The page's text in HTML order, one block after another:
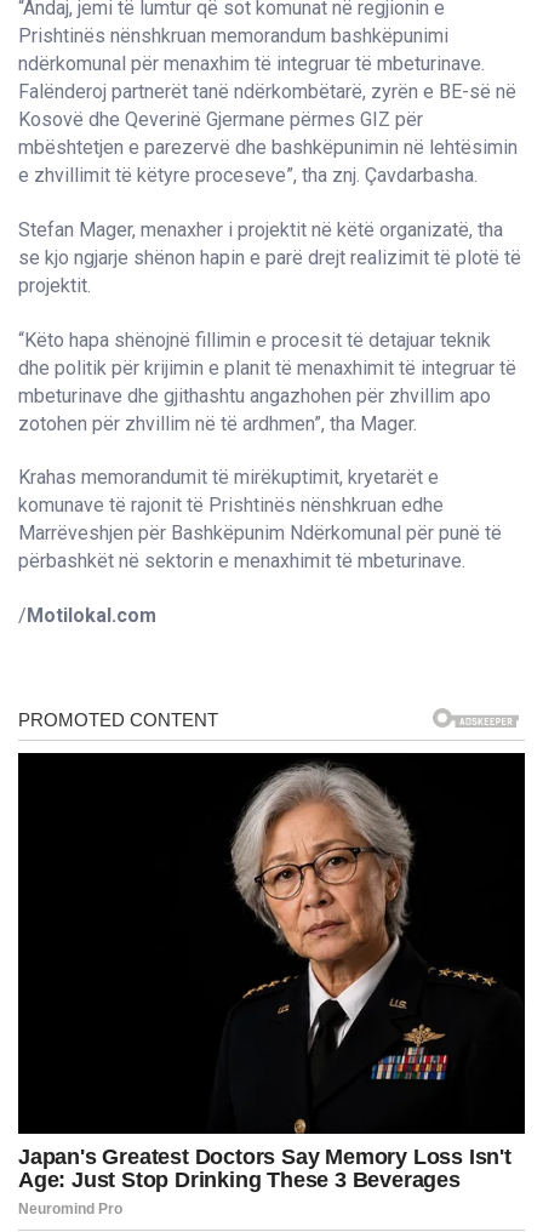
“Andaj, jemi të lumtur që sot komunat në regjionin e
Prishtinës nënshkruan memorandum bashkëpunimi
ndërkomunal për menaxhim të integruar të mbeturinave.
Falënderoj partnerët tanë ndërkombëtarë, zyrën e BE-së në
Kosovë dhe Qeverinë Gjermane përmes GIZ për
mbështetjen e parezervë dhe bashkëpunimin në lehtësimin
e zhvillimit të këtyre proceseve”, tha znj. Çavdarbasha.
Stefan Mager, menaxher i projektit në këtë organizatë, tha
se kjo ngjarje shënon hapin e parë drejt realizimit të plotë të
projektit.
“Këto hapa shënojnë fillimin e procesit të detajuar teknik
dhe politik për krijimin e planit të menaxhimit të integruar të
mbeturinave dhe gjithashtu angazhohen për zhvillim apo
zotohen për zhvillim në të ardhmen”, tha Mager.
Krahas memorandumit të mirëkuptimit, kryetarët e
komunave të rajonit të Prishtinës nënshkruan edhe
Marrëveshjen për Bashkëpunim Ndërkomunal për punë të
përbashkët në sektorin e menaxhimit të mbeturinave.
/Motilokal.com